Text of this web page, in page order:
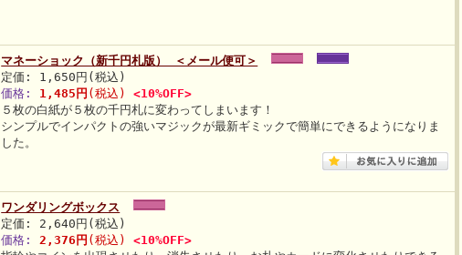
マネーショック（新千円札版） ＜メール便可＞
定価: 1,650円(税込)
価格: 1,485円 (税込)
<10%OFF>
５枚の白紙が５枚の千円札に変わってしまいます！
シンプルでインパクトの強いマジックが最新ギミックで簡単にできるようになりま
した。
ワンダリングボックス
定価: 2,640円(税込)
価格:2,376円 (税込)
<10%OFF>